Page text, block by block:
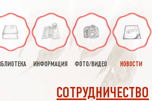
ИНФОРМАЦИЯ ФОТО/ВИДЕО НОВОСТИ
СОТРУДНИЧЕСТВО